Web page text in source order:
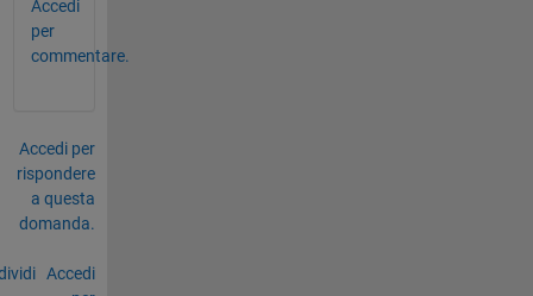
Accedi
per
commentare.
Accedi per
rispondere
a questa
domanda.
Accedi